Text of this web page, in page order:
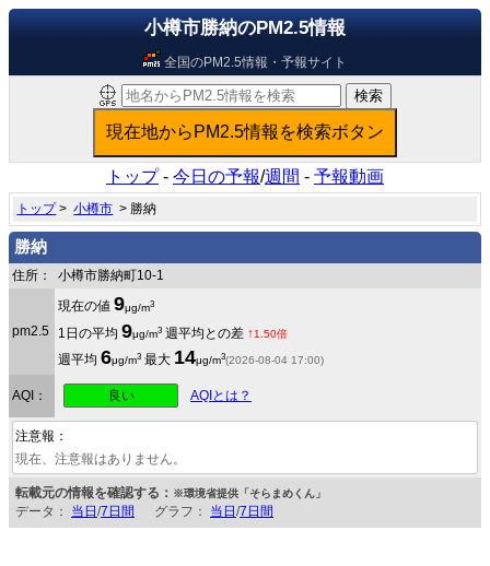
小樽市勝納のPM2.5情報
全国のPM2.5情報・予報サイト
トップ- 今日の予報/週間 - 予報動画
トップ>小樽市 > 勝納
勝納
住所： 小樽市勝納町10-1
pm2.5
現在の値 9μg/m3
1日の平均 9μg/m3 週平均との差 ↑1.50倍
週平均 6μg/m3 最大 14μg/m3(2026-08-04 17:00)
AQI： 良い AQIとは？
注意報：
現在、注意報はありません。
転載元の情報を確認する： ※環境省提供「そらまめくん」
データ： 当日 /7日間 グラフ： 当日 /7日間